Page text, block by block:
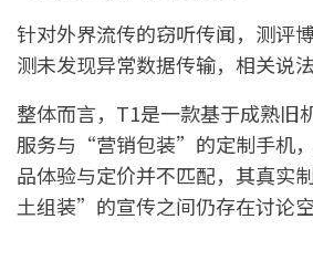
针对外界流传的窃听传闻，测评
测未发现异常数据传输，相关说
整体而言，T1是一款基于成熟旧
服务与“营销包装”的定制手机
品体验与定价并不匹配，其真实
土组装”的宣传之间仍存在讨论空